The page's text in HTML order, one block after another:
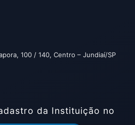
100 / 140, Centro – Jundiaí/SP
da Instituição no